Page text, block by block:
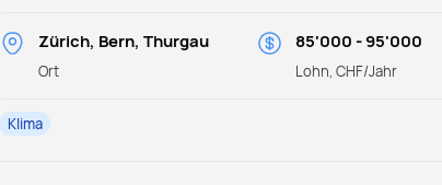
Zürich, Bern, Thurgau
Ort
85'000 - 95'000
Lohn, CHF/Jahr
Klima